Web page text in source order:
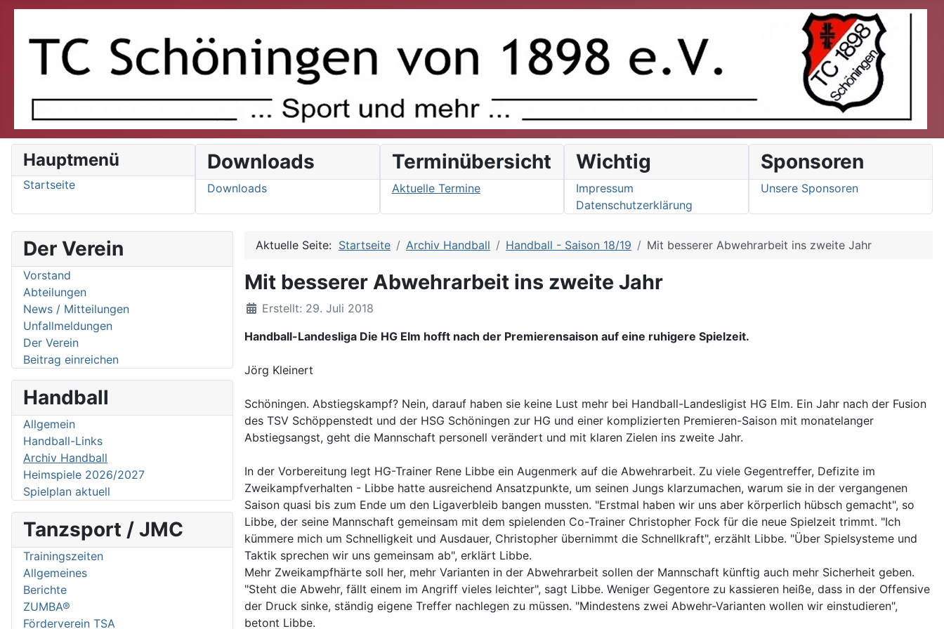
Hauptmenü
Startseite
Downloads
Downloads
Terminübersicht
Aktuelle Termine
Wichtig
Impressum
Datenschutzerklärung
Sponsoren
Unsere Sponsoren
Der Verein
Vorstand
Abteilungen
News / Mitteilungen
Unfallmeldungen
Der Verein
Beitrag einreichen
Handball
Allgemein
Handball-Links
Archiv Handball
Heimspiele 2026/2027
Spielplan aktuell
Tanzsport / JMC
Trainingszeiten
Allgemeines
Berichte
ZUMBA®
Förderverein TSA
Aktuelle Seite: Startseite Archiv Handball Handball - Saison 18/19 Mit besserer Abwehrarbeit ins zweite Jahr
Mit besserer Abwehrarbeit ins zweite Jahr
DetailsErstellt: 29. Juli 2018
Handball-Landesliga Die HG Elm hofft nach der Premierensaison auf eine ruhigere Spielzeit.
Jörg Kleinert
Schöningen. Abstiegskampf? Nein, darauf haben sie keine Lust mehr bei Handball-Landesligist HG Elm. Ein Jahr nach der Fusion
des TSV Schöppenstedt und der HSG Schöningen zur HG und einer komplizierten Premieren-Saison mit monatelanger
Abstiegsangst, geht die Mannschaft personell verändert und mit klaren Zielen ins zweite Jahr.
In der Vorbereitung legt HG-Trainer Rene Libbe ein Augenmerk auf die Abwehrarbeit. Zu viele Gegentreffer, Defizite im
Zweikampfverhalten - Libbe hatte ausreichend Ansatzpunkte, um seinen Jungs klarzumachen, warum sie in der vergangenen
Saison quasi bis zum Ende um den Ligaverbleib bangen mussten. "Erstmal haben wir uns aber körperlich hübsch gemacht", so
Libbe, der seine Mannschaft gemeinsam mit dem spielenden Co-Trainer Christopher Fock für die neue Spielzeit trimmt. "Ich
kümmere mich um Schnelligkeit und Ausdauer, Christopher übernimmt die Schnellkraft", erzählt Libbe. "Über Spielsysteme und
Taktik sprechen wir uns gemeinsam ab", erklärt Libbe.
Mehr Zweikampfhärte soll her, mehr Varianten in der Abwehrarbeit sollen der Mannschaft künftig auch mehr Sicherheit geben.
"Steht die Abwehr, fällt einem im Angriff vieles leichter", sagt Libbe. Weniger Gegentore zu kassieren heiße, dass in der Offensive
der Druck sinke, ständig eigene Treffer nachlegen zu müssen. "Mindestens zwei Abwehr-Varianten wollen wir einstudieren",
betont Libbe.